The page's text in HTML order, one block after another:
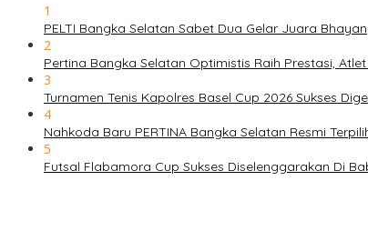
1
PELTI Bangka Selatan Sabet Dua Gelar Juara
2
Pertina Bangka Selatan Optimistis Raih Prestasi,
3
Turnamen Tenis Kapolres Basel Cup 2026 Sukses
4
Nahkoda Baru PERTINA Bangka Selatan Resmi
5
Futsal Flabamora Cup Sukses Diselenggarakan Di